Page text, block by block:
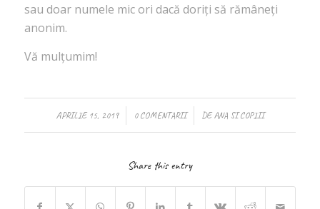
sau doar numele mic ori dacă doriți să rămâneți
anonim.
Vă mulțumim!
APRILIE 15, 2019
/ 0 COMENTARII
/ DEANA SI COPIII
Share this entry